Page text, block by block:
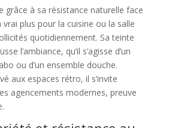
grâce à sa résistance naturelle face
plus pour la cuisine ou la salle
quotidiennement. Sa teinte
l’ambiance, qu’il s’agisse d’un
ou d’un ensemble douche.
aux espaces rétro, il s’invite
agencements modernes, preuve